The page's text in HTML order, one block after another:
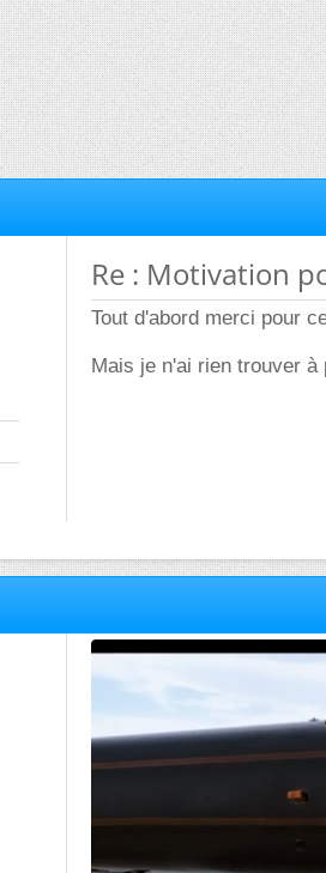
Re : Motivation
Tout d'abord merci pour
Mais je n'ai rien trouver